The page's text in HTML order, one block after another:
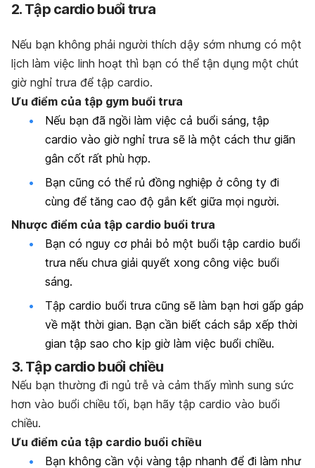
2. Tập cardio buổi trưa
Nếu bạn không phải người thích dậy sớm nhưng có một
lịch làm việc linh hoạt thì bạn có thể tận dụng một chút
giờ nghỉ trưa để tập cardio.
Ưu điểm của tập gym buổi trưa
Nếu bạn đã ngồi làm việc cả buổi sáng, tập
cardio vào giờ nghỉ trưa sẽ là một cách thư giãn
gân cốt rất phù hợp.
Bạn cũng có thể rủ đồng nghiệp ở công ty đi
cùng để tăng cao độ gắn kết giữa mọi người.
Nhược điểm của tập cardio buổi trưa
Bạn có nguy cơ phải bỏ một buổi tập cardio buổi
trưa nếu chưa giải quyết xong công việc buổi
sáng.
Tập cardio buổi trưa cũng sẽ làm bạn hơi gấp gáp
về mặt thời gian. Bạn cần biết cách sắp xếp thời
gian tập sao cho kịp giờ làm việc buổi chiều.
3. Tập cardio buổi chiều
Nếu bạn thường đi ngủ trễ và cảm thấy mình sung sức
hơn vào buổi chiều tối, bạn hãy tập cardio vào buổi
chiều.
Ưu điểm của tập cardio buổi chiều
Bạn không cần vội vàng tập nhanh để đi làm như